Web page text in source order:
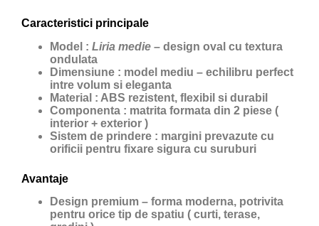
Caracteristici principale
Model : Liria medie – design oval cu textura
ondulata
Dimensiune : model mediu – echilibru perfect
intre volum si eleganta
Material : ABS rezistent, flexibil si durabil
Componenta : matrita formata din 2 piese (
interior + exterior )
Sistem de prindere : margini prevazute cu
orificii pentru fixare sigura cu suruburi
Avantaje
Design premium – forma moderna, potrivita
pentru orice tip de spatiu ( curti, terase,